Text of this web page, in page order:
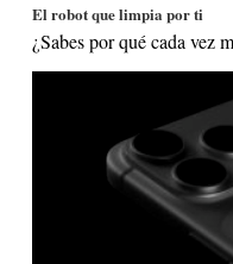
El robot que limpia por ti
¿Sabes por qué cada vez